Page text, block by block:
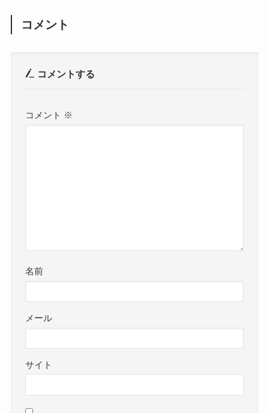
コメント
コメントする
コメント ※
名前
メール
サイト